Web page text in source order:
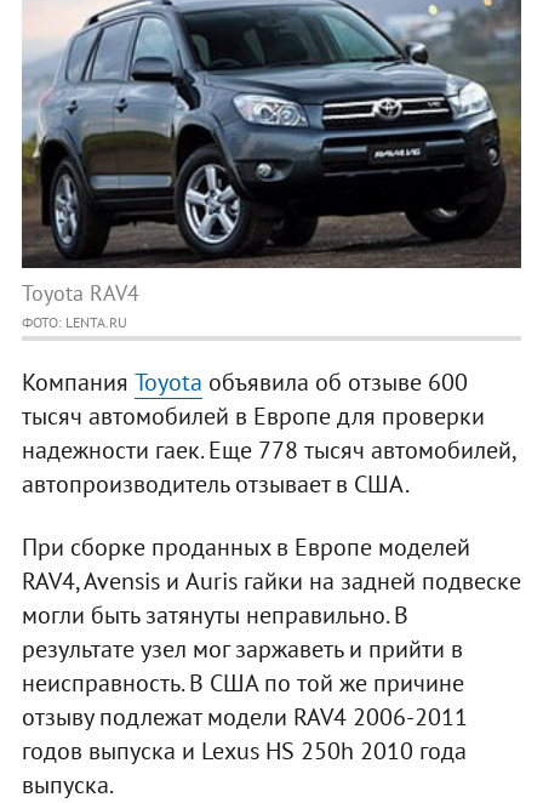
Toyota RAV4
ФОТО: LENTA.RU
Компания Toyota объявила об отзыве 600
тысяч автомобилей в Европе для проверки
надежности гаек. Еще 778 тысяч автомобилей,
автопроизводитель отзывает в США.
При сборке проданных в Европе моделей
RAV4, Avensis и Auris гайки на задней подвеске
могли быть затянуты неправильно. В
результате узел мог заржаветь и прийти в
неисправность. В США по той же причине
отзыву подлежат модели RAV4 2006-2011
годов выпуска и Lexus HS 250h 2010 года
выпуска.